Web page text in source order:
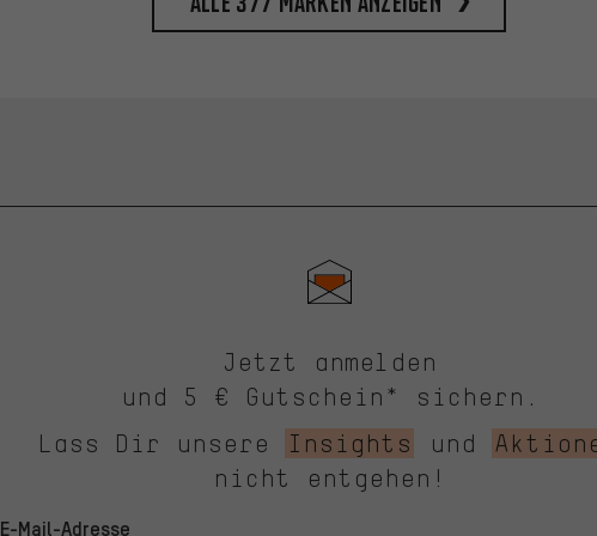
Jetzt anmelden
und 5 € Gutschein* sichern.
Lass Dir unsere
Insights und
nicht entgehen!
E-Mail-Adresse